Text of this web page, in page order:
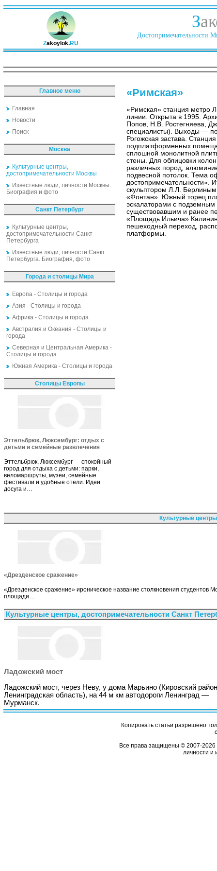
Zakoylok.RU
З
Достопримечательности
Главное меню
Главная
Новости
Поиск
Москва
Культурные центры,
достопримечательности Москвы
Известные люди, личности Москвы.
Биография и фото
Санкт Петербург
Культурные центры,
достопримечательности Санкт
Петербурга
Известные люди, личности Санкт
Петербурга. Биография, фото
Города и столицы Мира
Европа - Столицы и города
Азия - Столицы и города
Африка - Столицы и города
Австралия и Океания - Столицы и
города
Северная и Центральная Америка -
Столицы и города
Южная Америка - Столицы и города
Столицы Европы
Эттельбрюк, Люксембург: отдых с
детьми и семейные развлечения
Эттельбрюк, Люксембург — спокойный
город для отдыха с детьми: парки,
веломаршруты, музеи, семейные
фестивали и удобные отели. Идеи
досуга и…
«Римская»
«Римская» станция метро
линии. Открыта в 1995.
Попов, Н.В. Ростегняева,
специалисты). Выходы —
Рогожская застава.
подплатформенных
сплошной монолитной
стены. Для облицовки
различных пород,
подвесной потолок. Тема
достопримечательности».
скульптором Л.Л.
«Фонтан». Южный торец
эскалаторами с
существовавшим и ранее
«Площадь Ильича»
пешеходный переход,
платформы.
Культурные
«Дрезденское сражение»
«Дрезденское сражение» ироническое название столкновения студентов
площади…
Культурные центры, достопримечательности Санкт
Ладожский мост
Ладожский мост, через Неву, у дома Марьино (Кировский район
Ленинградская область), на 44 м км автодороги Ленинград —
Мурманск.
Копировать статьи разрешено
Все права защищены © 2007-2026
личности и